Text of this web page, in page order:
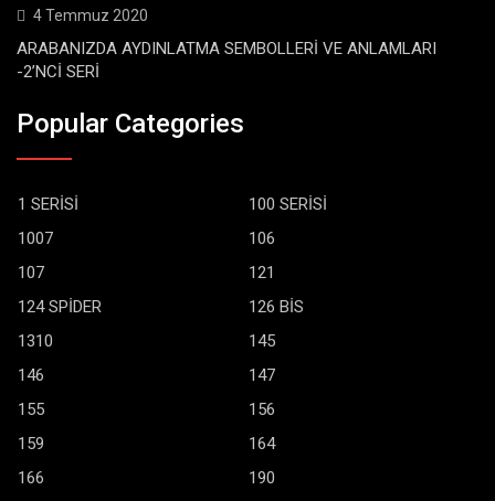
4 Temmuz 2020
ARABANIZDA AYDINLATMA SEMBOLLERİ VE ANLAMLARI
-2’NCİ SERİ
Popular Categories
1 SERİSİ
100 SERİSİ
1007
106
107
121
124 SPİDER
126 BİS
1310
145
146
147
155
156
159
164
166
190